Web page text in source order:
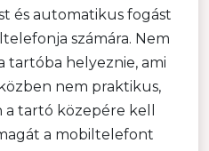
és automatikus fogást
számára. Nem
tartóba helyeznie, ami
nem praktikus,
tartó közepére kell
a mobiltelefont